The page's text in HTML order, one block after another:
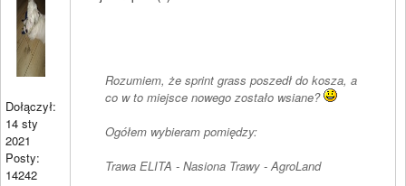
Dołączył:
14 sty
2021
Posty:
14242
Rozumiem, że sprint grass poszedł do kosza, a
co w to miejsce nowego zostało wsiane?
Ogółem wybieram pomiędzy:
Trawa ELITA - Nasiona Trawy - AgroLand